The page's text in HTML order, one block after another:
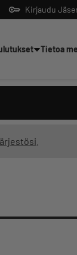
Kirjaudu
Tietoa